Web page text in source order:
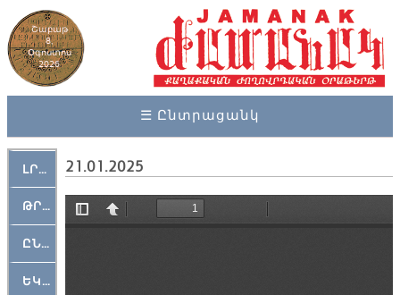
Շաբաթ
8,
Օգոստոս
2026
☰ Ընտրացանկ
ԼՐԱՀՈՍ
ԹՐՔԱՀԱՅ ԿԵԱՆՔ
ԸՆԿԵՐԱՄՇԱԿՈՒԹԱՅԻՆ
ԵԿԵՂԵՑԱԿԱՆ
21.01.2025